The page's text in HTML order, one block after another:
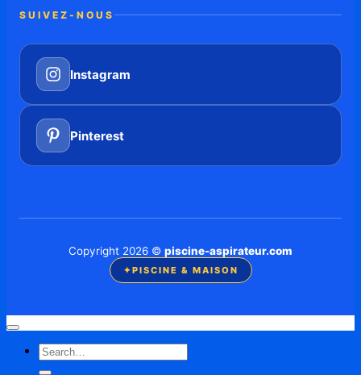
SUIVEZ-NOUS
Instagram
Pinterest
Copyright 2026 © piscine-aspirateur.com
✦PISCINE & MAISON